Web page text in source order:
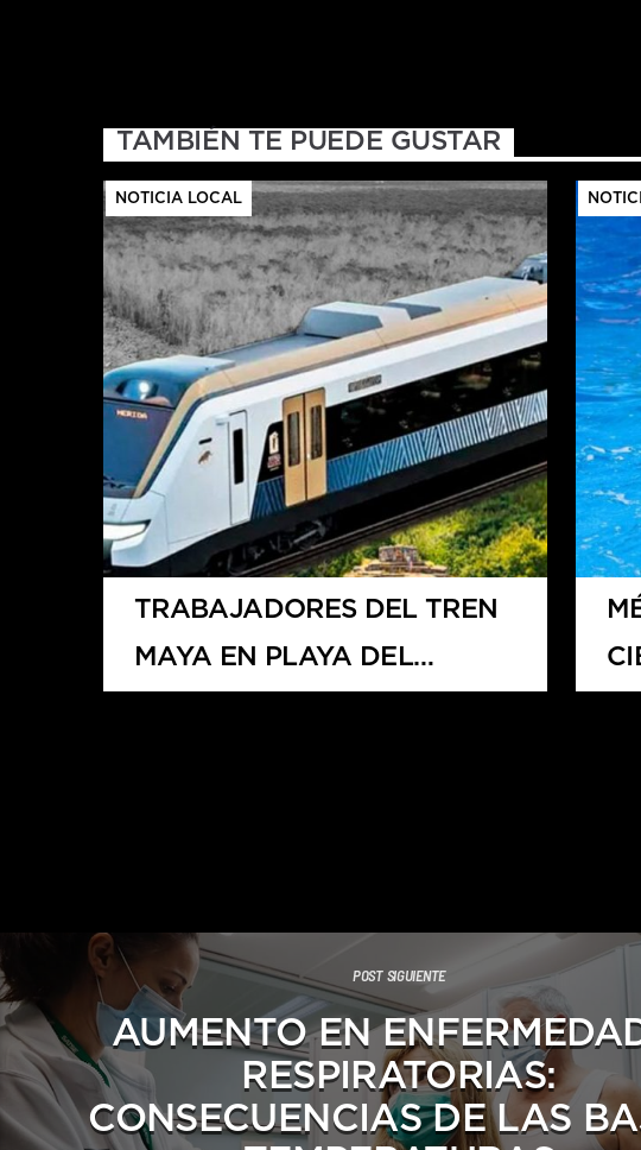
TAMBIÉN TE PUEDE GUSTAR
NOTICIA LOCAL
TRABAJADORES DEL TREN
MAYA EN PLAYA DEL
POST SIGUIENTE
AUMENTO EN
RESPIRATORIAS:
CONSECUENCIAS DE LAS